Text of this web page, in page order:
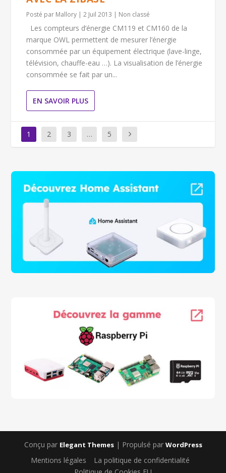
Posté par Mallory |2 Juil 2013 | Non classé
Les compteurs d’énergie CM119 et CM160 de la
marque OWL permettent de mesurer l’énergie
consommée par un équipement électrique (lave-linge,
télévision, chauffe-eau …). La visualisation de l’énergie
consommée se fait par un...
EN SAVOIR PLUS
1 2 3 … 5
Conçu par Elegant Themes| Propulsé par WordPress
Mentions légales
La politique de confidentialité